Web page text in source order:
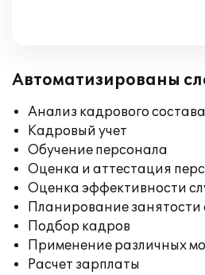
Автоматизированы
Анализ кадрового состава
Кадровый учет
Обучение персонала
Оценка и аттестация
Оценка эффективности
Планирование занятости
Подбор кадров
Применение различных
Расчет зарплаты